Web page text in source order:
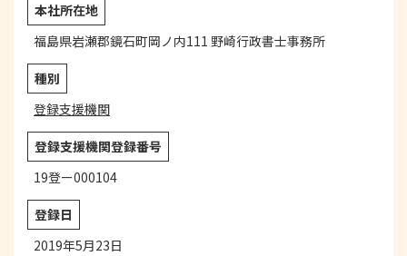
本社所在地
福島県岩瀬郡鏡石町岡ノ内111 野崎行政書士事務所
種別
登録支援機関
登録支援機関登録番号
19登ー000104
登録日
2019年5月23日